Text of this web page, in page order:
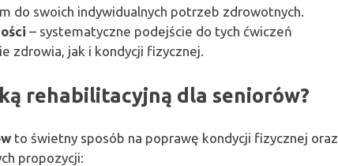
do swoich indywidualnych potrzeb zdrowotnych.
– systematyczne podejście do tych ćwiczeń
zdrowia, jak i kondycji fizycznej.
rehabilitacyjną dla seniorów?
to świetny sposób na poprawę kondycji fizycznej oraz
propozycji: